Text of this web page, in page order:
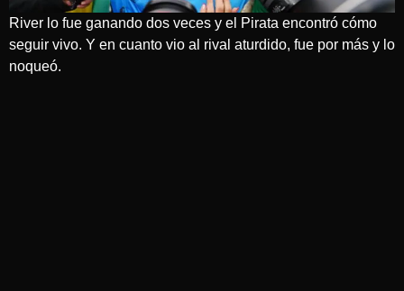
River lo fue ganando dos veces y el Pirata encontró cómo
seguir vivo. Y en cuanto vio al rival aturdido, fue por más y lo
noqueó.